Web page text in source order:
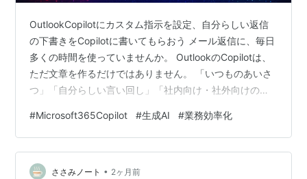
OutlookCopilotにカスタム指示を設定、自分らしい返信
の下書きをCopilotに書いてもらおう メール返信に、毎日
多くの時間を使っていませんか。 OutlookのCopilotは、
ただ文章を作るだけではありません。 「いつものあいさ
つ」「自分らしい言い回し」「社内向け・社外向けの書
と自分仕様に近づけられます。 カスタム指示という設定
を書くだけで効率的に書くことができます。 この記事で
は、Copilotに自分らしさのあるメールの書き方を覚えて
もらい、メール返信を早く、わかりやすく、迷わず進め
#Microsoft365Copilot #生成AI #業務効率化
ささみノート • 2ヶ月前